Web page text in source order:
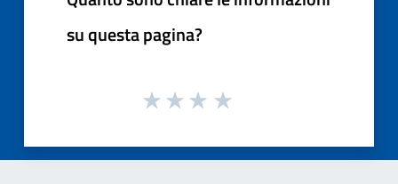
su questa pagina?